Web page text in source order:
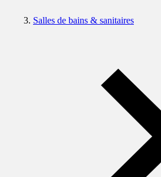
Salles de bains & sanitaires